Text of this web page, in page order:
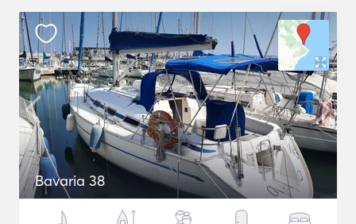
Bavaria 38